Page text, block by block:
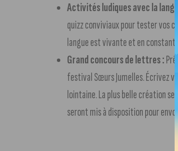
Activités ludiques avec la
quizz conviviaux pour tester vos
langue est vivante et en
Grand concours de lettres :
festival Sœurs Jumelles. Écrivez
lointaine. La plus belle création
seront mis à disposition pour